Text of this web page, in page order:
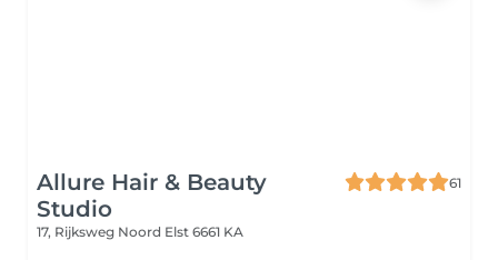
Allure Hair & Beauty
Studio
61
17, Rijksweg Noord Elst 6661 KA